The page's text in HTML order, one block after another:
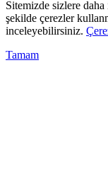
Sitemizde sizlere
şekilde çerezler
inceleyebilirsiniz.
Tamam